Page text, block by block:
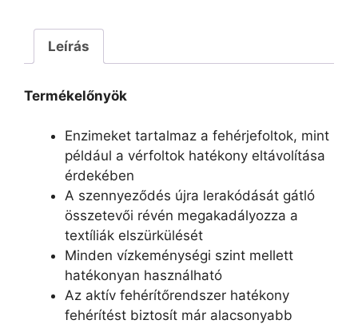
Leírás
Termékelőnyök
Enzimeket tartalmaz a fehérjefoltok, mint
például a vérfoltok hatékony eltávolítása
érdekében
A szennyeződés újra lerakódását gátló
összetevői révén megakadályozza a
textíliák elszürkülését
Minden vízkeménységi szint mellett
hatékonyan használható
Az aktív fehérítőrendszer hatékony
fehérítést biztosít már alacsonyabb